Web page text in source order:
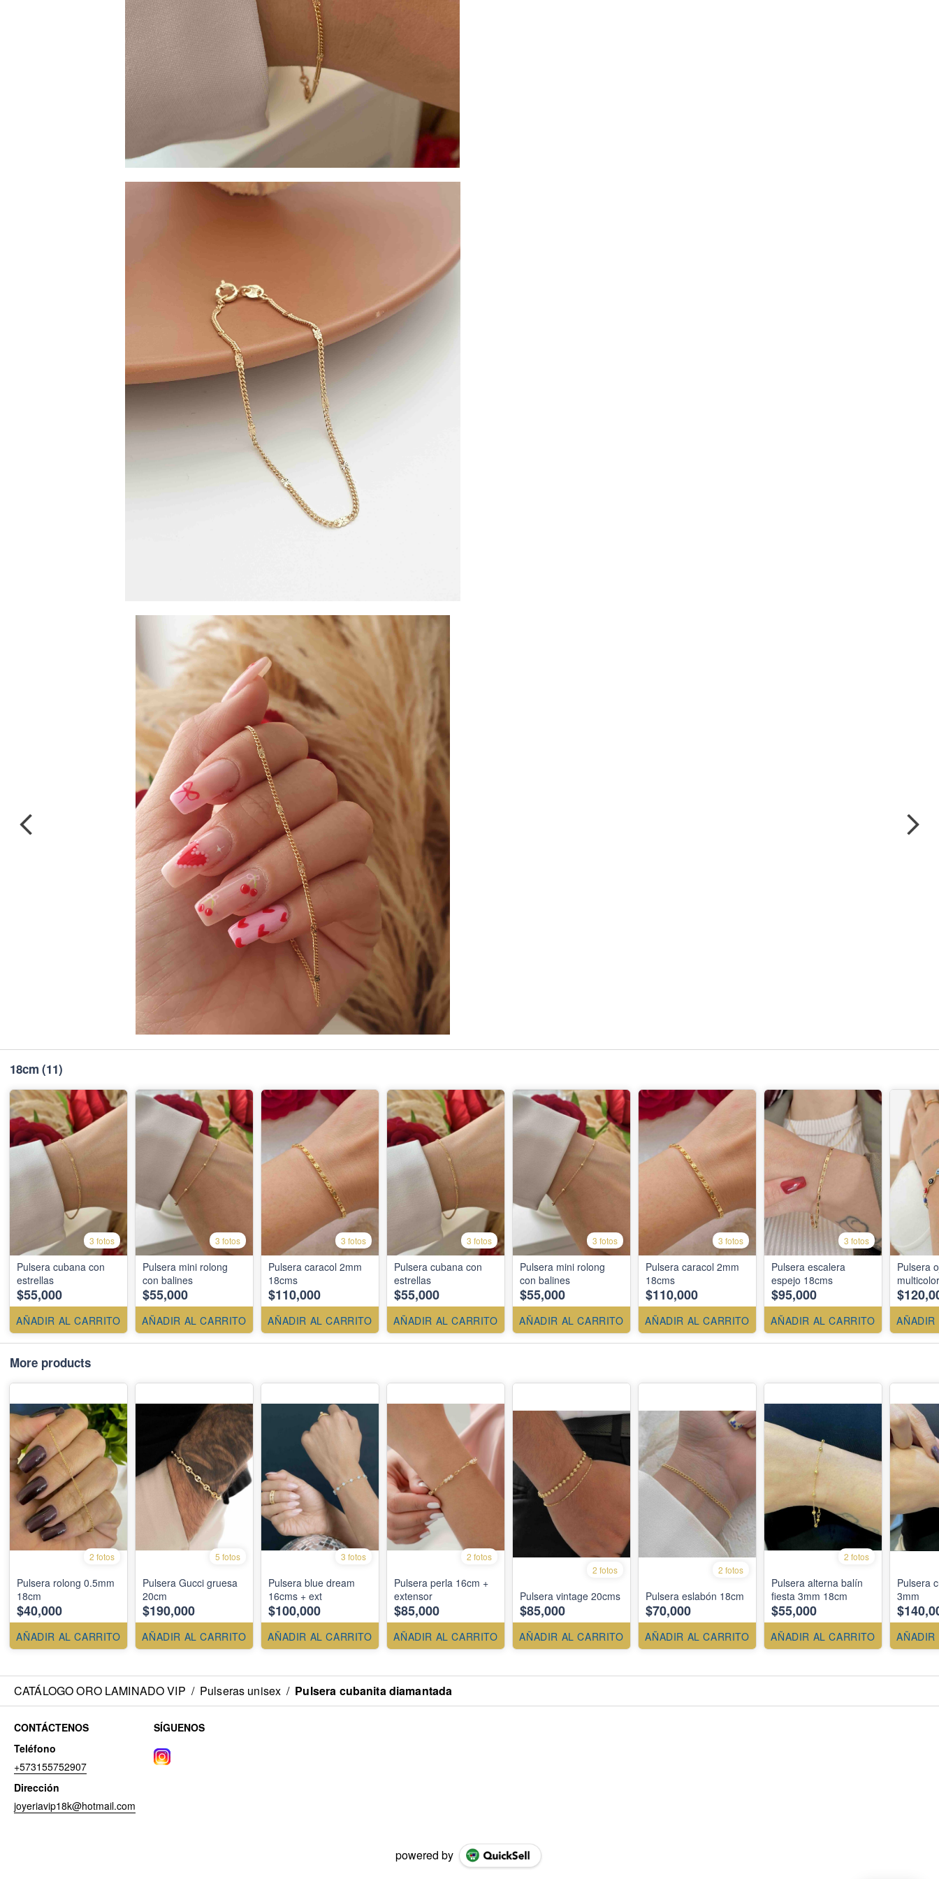
18cm (11)
3 fotos
Pulsera cubana con
estrellas
$55,000
AÑADIR AL CARRITO
3 fotos
Pulsera mini rolong
con balines
$55,000
AÑADIR AL CARRITO
3 fotos
Pulsera caracol 2mm
18cms
$110,000
AÑADIR AL CARRITO
3 fotos
Pulsera cubana con
estrellas
$55,000
AÑADIR AL CARRITO
3 fotos
Pulsera mini rolong
con balines
$55,000
AÑADIR AL CARRITO
3 fotos
Pulsera caracol 2mm
18cms
$110,000
AÑADIR AL CARRITO
3 fotos
Pulsera escalera
espejo 18cms
$95,000
AÑADIR AL CARRITO
Pulsera
AÑADIR
More products
2 fotos
Pulsera rolong 0.5mm
18cm
$40,000
AÑADIR AL CARRITO
5 fotos
Pulsera Gucci gruesa
20cm
$190,000
AÑADIR AL CARRITO
3 fotos
Pulsera blue dream
16cms + ext
$100,000
AÑADIR AL CARRITO
2 fotos
Pulsera perla 16cm +
extensor
$85,000
AÑADIR AL CARRITO
2 fotos
Pulsera vintage 20cms
$85,000
AÑADIR AL CARRITO
2 fotos
Pulsera eslabón 18cm
$70,000
AÑADIR AL CARRITO
2 fotos
Pulsera alterna balín
fiesta 3mm 18cm
$55,000
AÑADIR AL CARRITO
Pulsera
3mm
AÑADIR
CATÁLOGO ORO LAMINADO VIP / Pulseras unisex / Pulsera cubanita diamantada
CONTÁCTENOS
Teléfono
+573155752907
Dirección
joyeriavip18k@hotmail.com
SÍGUENOS
powered by